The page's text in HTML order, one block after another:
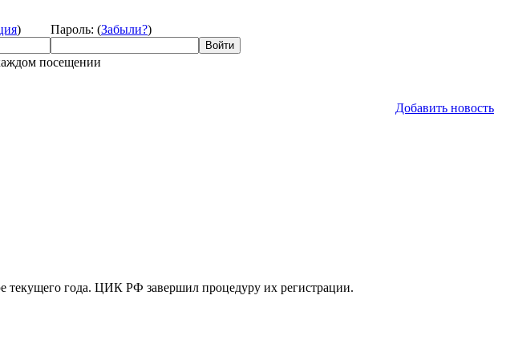
) Пароль: (Забыли?)
посещении
Добавить новость
текущего года. ЦИК РФ завершил процедуру их регистрации.